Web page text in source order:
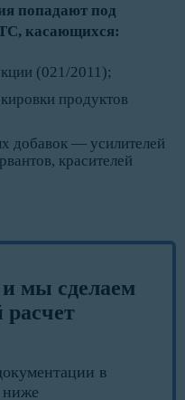
попадают под
касающихся:
(021/2011);
продуктов
добавок — усилителей
красителей
мы сделаем
в